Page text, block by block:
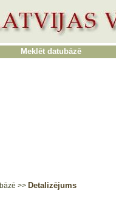
Meklēt datubāzē
>> Detalizējums